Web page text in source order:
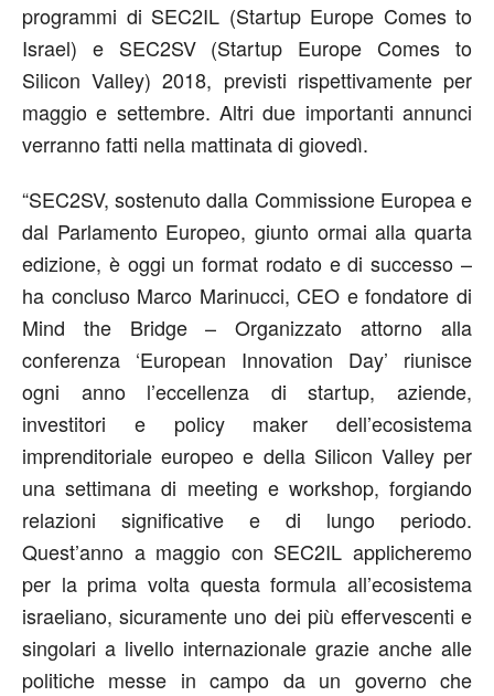
programmi di SEC2IL (Startup Europe Comes to
Israel) e SEC2SV (Startup Europe Comes to
Silicon Valley) 2018, previsti rispettivamente per
maggio e settembre. Altri due importanti annunci
verranno fatti nella mattinata di giovedì.
“SEC2SV, sostenuto dalla Commissione Europea e
dal Parlamento Europeo, giunto ormai alla quarta
edizione, è oggi un format rodato e di successo –
ha concluso Marco Marinucci, CEO e fondatore di
Mind the Bridge – Organizzato attorno alla
conferenza ‘European Innovation Day’ riunisce
ogni anno l’eccellenza di startup, aziende,
investitori e policy maker dell’ecosistema
imprenditoriale europeo e della Silicon Valley per
una settimana di meeting e workshop, forgiando
relazioni significative e di lungo periodo.
Quest’anno a maggio con SEC2IL applicheremo
per la prima volta questa formula all’ecosistema
israeliano, sicuramente uno dei più effervescenti e
singolari a livello internazionale grazie anche alle
politiche messe in campo da un governo che